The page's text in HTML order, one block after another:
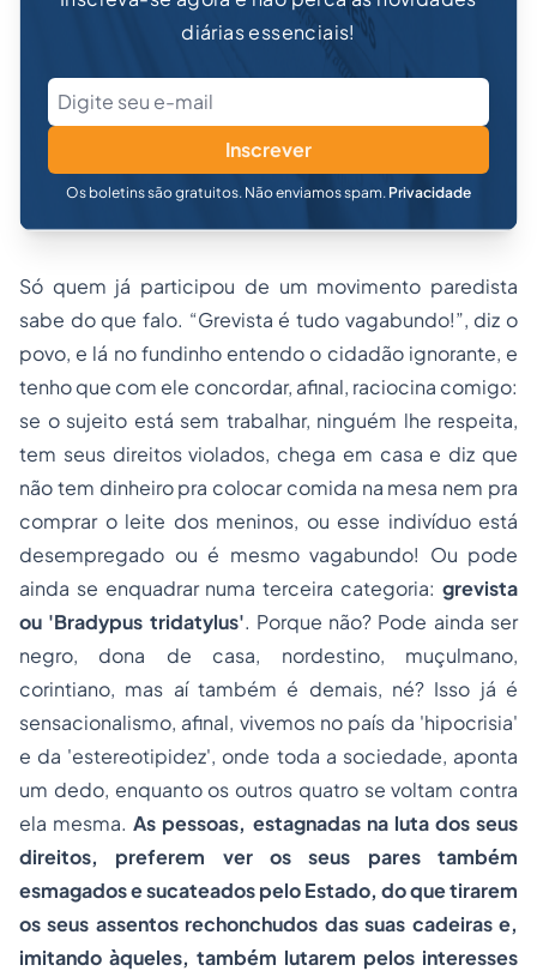
diárias essenciais!
Inscrever
Os boletins são gratuitos. Não enviamos spam. Privacidade
Só quem já participou de um movimento paredista
sabe do que falo. “Grevista é tudo vagabundo!”, diz o
povo, e lá no fundinho entendo o cidadão ignorante, e
tenho que com ele concordar, afinal, raciocina comigo:
se o sujeito está sem trabalhar, ninguém lhe respeita,
tem seus direitos violados, chega em casa e diz que
não tem dinheiro pra colocar comida na mesa nem pra
comprar o leite dos meninos, ou esse indivíduo está
desempregado ou é mesmo vagabundo! Ou pode
ainda se enquadrar numa terceira categoria: grevista
ou 'Bradypus tridatylus'. Porque não? Pode ainda ser
negro, dona de casa, nordestino, muçulmano,
corintiano, mas aí também é demais, né? Isso já é
sensacionalismo, afinal, vivemos no país da 'hipocrisia'
e da 'estereotipidez', onde toda a sociedade, aponta
um dedo, enquanto os outros quatro se voltam contra
ela mesma.As pessoas, estagnadas na luta dos seus
direitos, preferem ver os seus pares também
esmagados e sucateados pelo Estado, do que tirarem
os seus assentos rechonchudos das suas cadeiras e,
imitando àqueles, também lutarem pelos interesses